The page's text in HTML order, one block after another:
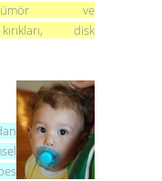
tümör ve
disk